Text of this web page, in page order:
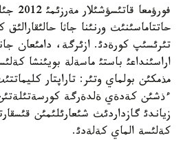
حاتتاماسئنئث ورنئنا جاثا حالئقارالئق
تئرئسئپ كورةدئ. ازئرگة، دامئعان
اراسئنداعئ باستئ ماسةلة بويئنشا
مذمكئن بولماي وتئر: تاراپتار
ءذشئن كةدةي ةلدةرگة
زياندئ گازداردئث شئعارئلئمئن
كةلئسة الماي كةلةدئ.